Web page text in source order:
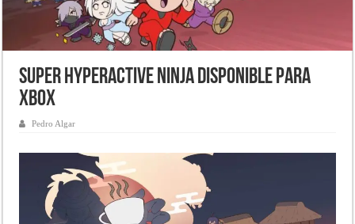
Super Hyperactive Ninja disponible para
Xbox
Pedro Algar